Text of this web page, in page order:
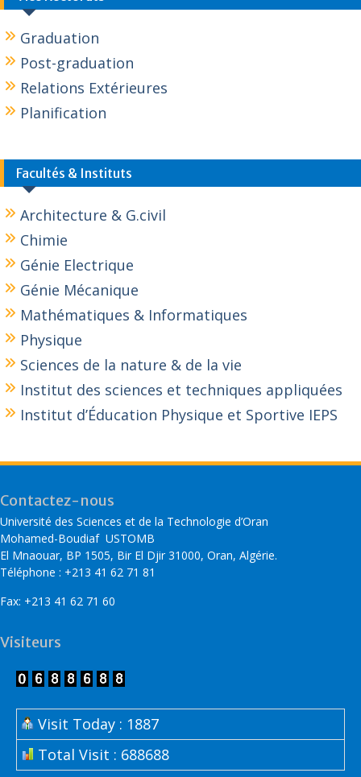
Graduation
Post-graduation
Relations Extérieures
Planification
Facultés & Instituts
Architecture & G.civil
Chimie
Génie Electrique
Génie Mécanique
Mathématiques & Informatiques
Physique
Sciences de la nature & de la vie
Institut des sciences et techniques appliquées
Institut d’Éducation Physique et Sportive IEPS
Contactez-nous
Université des Sciences et de la Technologie d’Oran
Mohamed-Boudiaf USTOMB
El Mnaouar, BP 1505, Bir El Djir 31000, Oran, Algérie.
Téléphone : +213 41 62 71 81
Fax: +213 41 62 71 60
Visiteurs
Visit Today : 1887
Total Visit : 688688